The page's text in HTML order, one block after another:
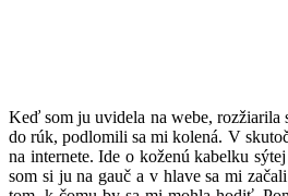
Keď som ju uvidela na webe, rozžiarila
do rúk, podlomili sa mi kolená. V
na internete. Ide o koženú kabelku
som si ju na gauč a v hlave sa mi